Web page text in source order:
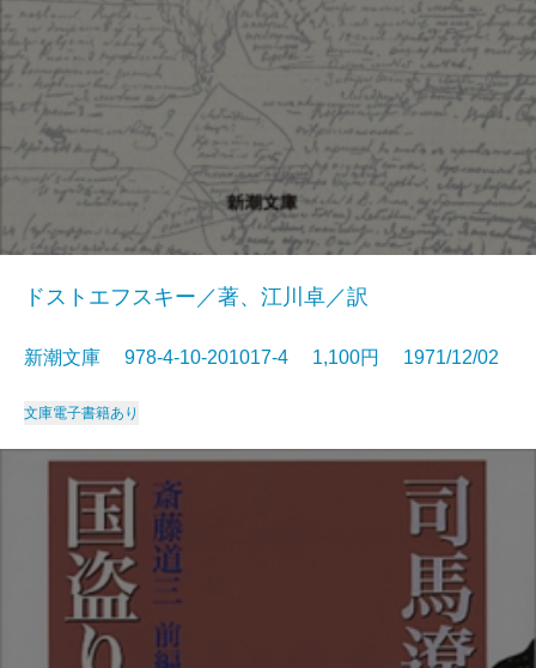
ドストエフスキー／著、江川卓／訳
新潮文庫 978-4-10-201017-4 1,100円 1971/12/02
文庫電子書籍あり